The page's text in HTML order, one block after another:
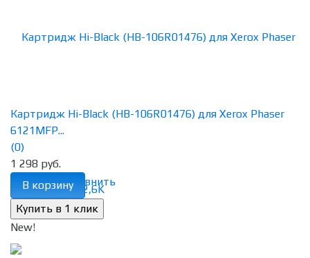
избранное сравнить
Картридж Hi-Black (HB-106R01476) для Xerox Phaser
6121MFP...
(0)
1 298 руб.
В корзину
New!